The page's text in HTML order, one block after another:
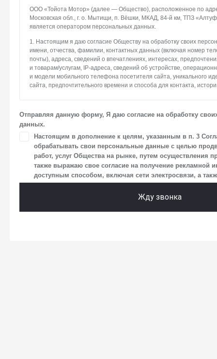
ООО «Тойота Мотор» (далее — Общество), расположенное по
Московская обл., г. о. Мытищи, п. Вёшки, МКАД, 84-й км, ТПЗ
является оператором персональных данных.
1. Настоящим я даю согласие Обществу на обработку своих
имени, отчества, фамилии, контактных данных (включая номер
почты), адреса, сведений о впечатлениях, интересах,
и товарам/услугам, IP-адреса, сведений об устройстве,
и модели мобильного телефона посетителя сайта, уникального
сайта, предпочтительного времени и способа для контакта,
использование, передача (предоставление, доступ),
персональных данных. Общество обрабатывает персональные
средств автоматизации.
3. Целью обработки персональных данных является
Общества с посетителями и пользователями сайта.
4. Я даю согласие на передачу моих персональных данных
размещен на сайте в разделе «Юридическая информация».
5. Данное Согласие действует до момента достижения цели
Отправляя данную форму, Я даю согласие на обработку
данных.
Настоящим в дополнение к целям, указанным в п. 3
обрабатывать свои персональные данные с целью
работ, услуг Общества на рынке, путем осуществления
также выражаю свое согласие на получение
доступным способом, включая сети электросвязи, а
Жду звонка